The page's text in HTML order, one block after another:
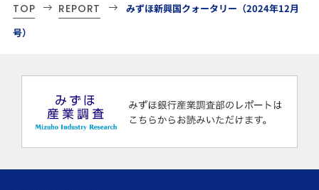
TOP REPORT
みずほ新興国クォータリー（2024年12月
号）